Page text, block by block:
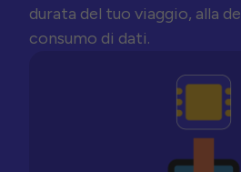
durata del tuo viaggio, alla
consumo di dati.